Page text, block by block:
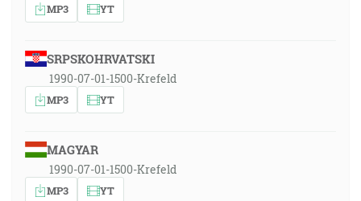
MP3 YT
SRPSKOHRVATSKI
1990-07-01-1500-Krefeld
MP3 YT
MAGYAR
1990-07-01-1500-Krefeld
MP3 YT